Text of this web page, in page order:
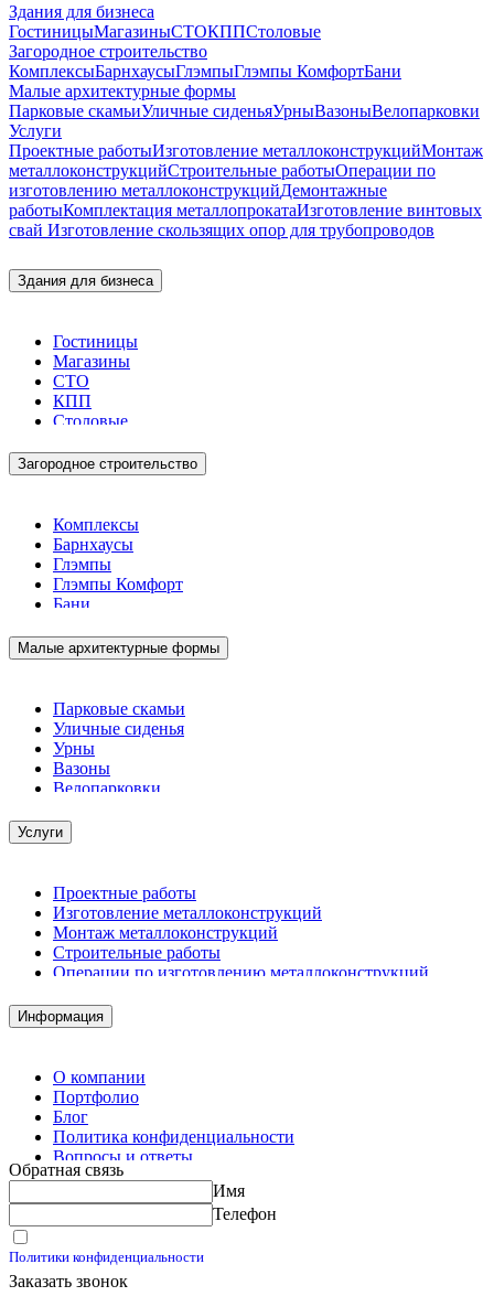
Здания для бизнеса
ГостиницыМагазиныСТОКППСтоловые
Загородное строительство
КомплексыБарнхаусыГлэмпыГлэмпы КомфортБани
Малые архитектурные формы
Парковые скамьиУличные сиденьяУрныВазоныВелопарковки
Услуги
Проектные работыИзготовление металлоконструкцийМонтаж
металлоконструкцийСтроительные работыОперации по
изготовлению металлоконструкцийДемонтажные
работыКомплектация металлопрокатаИзготовление винтовых
свай Изготовление скользящих опор для трубопроводов
Здания для бизнеса
Гостиницы
Магазины
СТО
КПП
Столовые
Загородное строительство
Комплексы
Барнхаусы
Глэмпы
Глэмпы Комфорт
Бани
Малые архитектурные формы
Парковые скамьи
Уличные сиденья
Урны
Вазоны
Велопарковки
Услуги
Проектные работы
Изготовление металлоконструкций
Монтаж металлоконструкций
Строительные работы
Операции по изготовлению металлоконструкций
Комплектация металлопроката
Изготовление винтовых свай
Информация
О компании
Портфолио
Блог
Политика конфиденциальности
Вопросы и ответы
Контакты
Обратная связь
Имя
Телефон
Политики конфиденциальности
Заказать звонок